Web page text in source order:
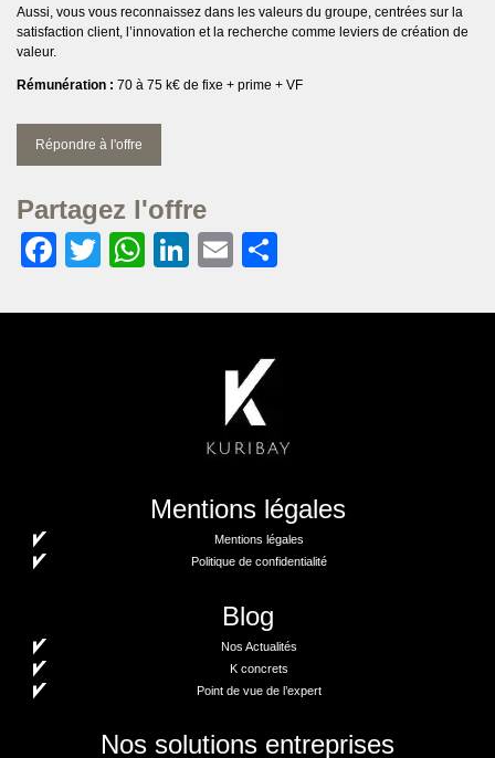
Aussi, vous vous reconnaissez dans les valeurs du groupe, centrées sur la
satisfaction client, l’innovation et la recherche comme leviers de création de
valeur.
Rémunération : 70 à 75 k€ de fixe + prime + VF
Répondre à l'offre
Partagez l'offre
Facebook
TwitterWhatsApp
LinkedIn
Email
Mentions légales
Mentions légales
Politique de confidentialité
Blog
Nos Actualités
K concrets
Point de vue de l’expert
Nos solutions entreprises